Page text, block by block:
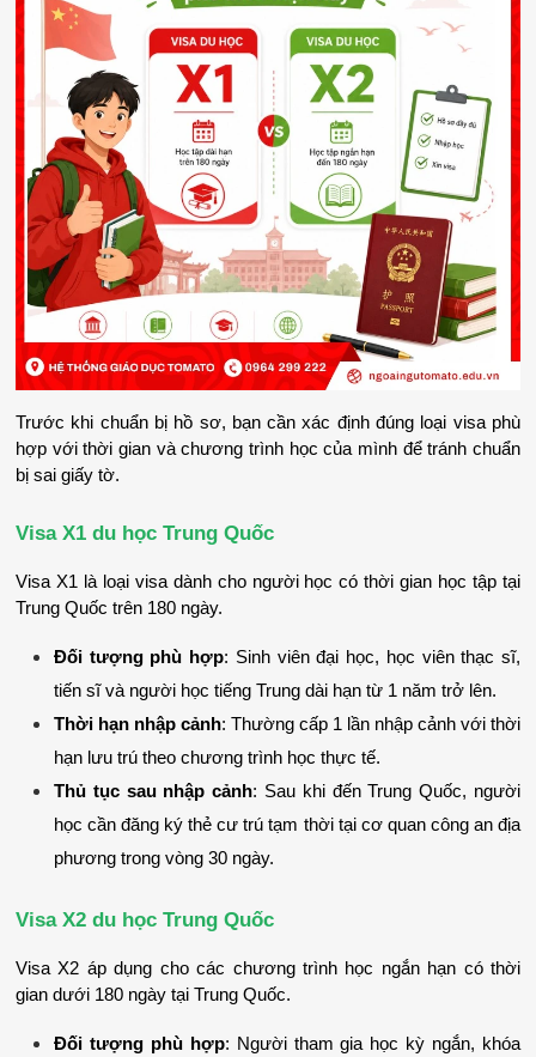
Trước khi chuẩn bị hồ sơ, bạn cần xác định đúng loại visa phù
hợp với thời gian và chương trình học của mình để tránh chuẩn
bị sai giấy tờ.
Visa X1 du học Trung Quốc
Visa X1 là loại visa dành cho người học có thời gian học tập tại
Trung Quốc trên 180 ngày.
Đối tượng phù hợp: Sinh viên đại học, học viên thạc sĩ,
tiến sĩ và người học tiếng Trung dài hạn từ 1 năm trở lên.
Thời hạn nhập cảnh: Thường cấp 1 lần nhập cảnh với thời
hạn lưu trú theo chương trình học thực tế.
Thủ tục sau nhập cảnh: Sau khi đến Trung Quốc, người
học cần đăng ký thẻ cư trú tạm thời tại cơ quan công an địa
phương trong vòng 30 ngày.
Visa X2 du học Trung Quốc
Visa X2 áp dụng cho các chương trình học ngắn hạn có thời
gian dưới 180 ngày tại Trung Quốc.
Đối tượng phù hợp: Người tham gia học kỳ ngắn, khóa